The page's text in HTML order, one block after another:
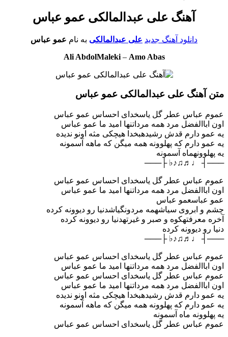
آهنگ علی عبدالمالکی عمو عباس
دانلود آهنگ جدید علی عبدالمالکی به نام عمو عباس
Ali AbdolMaleki– Amo Abas
متن آهنگ علی عبدالمالکی عمو عباس
عموم عباس عطر گل یاسخدای احساس عمو عباس
اون اباالفضل مرد همه مرداتنها امید ما عمو عباس
یه عمو دارم قدش رشیدهبخدا هیچکی مثه اونو ندیده
یه عمو دارم که پهلوونه همه میگن که ماهه آسمونه
یه پهلوونهماه آسمونه
───┤ ♩♬♫♪♭ ├───
عموم عباس عطر گل یاسخدای احساس عمو عباس
اون اباالفضل مرد همه مرداتنها امید ما عمو عباس
عمو عباسعمو عباس
چشم و ابروی سیاشهمه مردونگیاشدنیا رو دیوونه کرده
آخره معرفتهکوه و صبر و غیرتهدنیا رو دیوونه کرده
دنیا رو دیوونه کرده
───┤ ♩♬♫♪♭ ├───
عموم عباس عطر گل یاسخدای احساس عمو عباس
اون اباالفضل مرد همه مرداتنها امید ما عمو عباس
عموم عباس عطر گل یاسخدای احساس عمو عباس
اون اباالفضل مرد همه مرداتنها امید ما عمو عباس
یه عمو دارم قدش رشیدهبخدا هیچکی مثه اونو ندیده
یه عمو دارم که پهلوونه همه میگن که ماهه آسمونه
یه پهلوونه ماه آسمونه
عموم عباس عطر گل یاسخدای احساس عمو عباس